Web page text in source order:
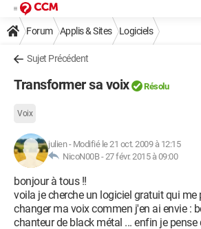
Forum Applis & Sites Logiciels
Sujet Précédent
Transformer sa voix Résolu
Voix
julien- Modifié le 21 oct. 2009 à 12:15
NicoN00B -27 févr. 2015 à 09:00
bonjour à tous !!
voila je cherche un logiciel gratuit qui me
changer ma voix commen j'en ai envie :
chanteur de black métal ... enfin je pense